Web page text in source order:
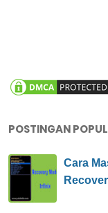
POSTINGAN
Cara